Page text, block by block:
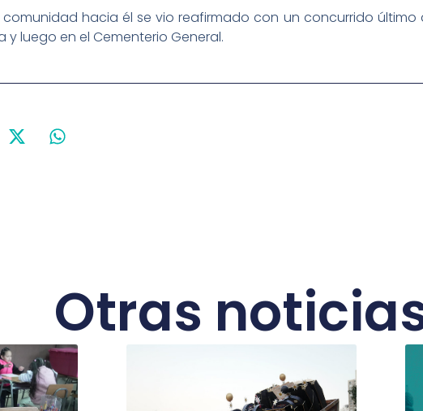
hacia él se vio reafirmado con un concurrido
y luego en el Cementerio General.
Otras